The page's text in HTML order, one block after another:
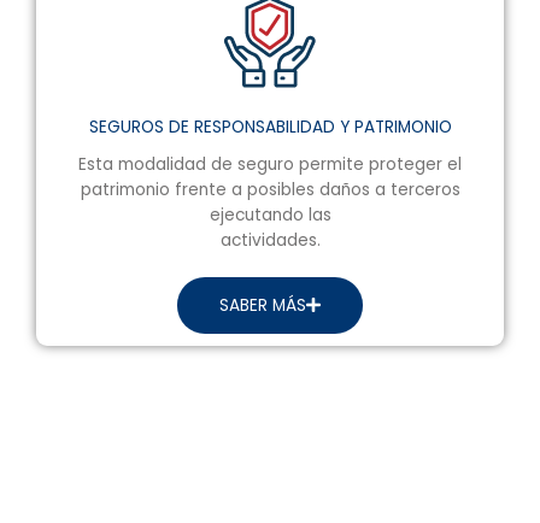
SEGUROS DE RESPONSABILIDAD Y PATRIMONIO
Esta modalidad de seguro permite proteger el
patrimonio frente a posibles daños a terceros
ejecutando las
actividades.
SABER MÁS